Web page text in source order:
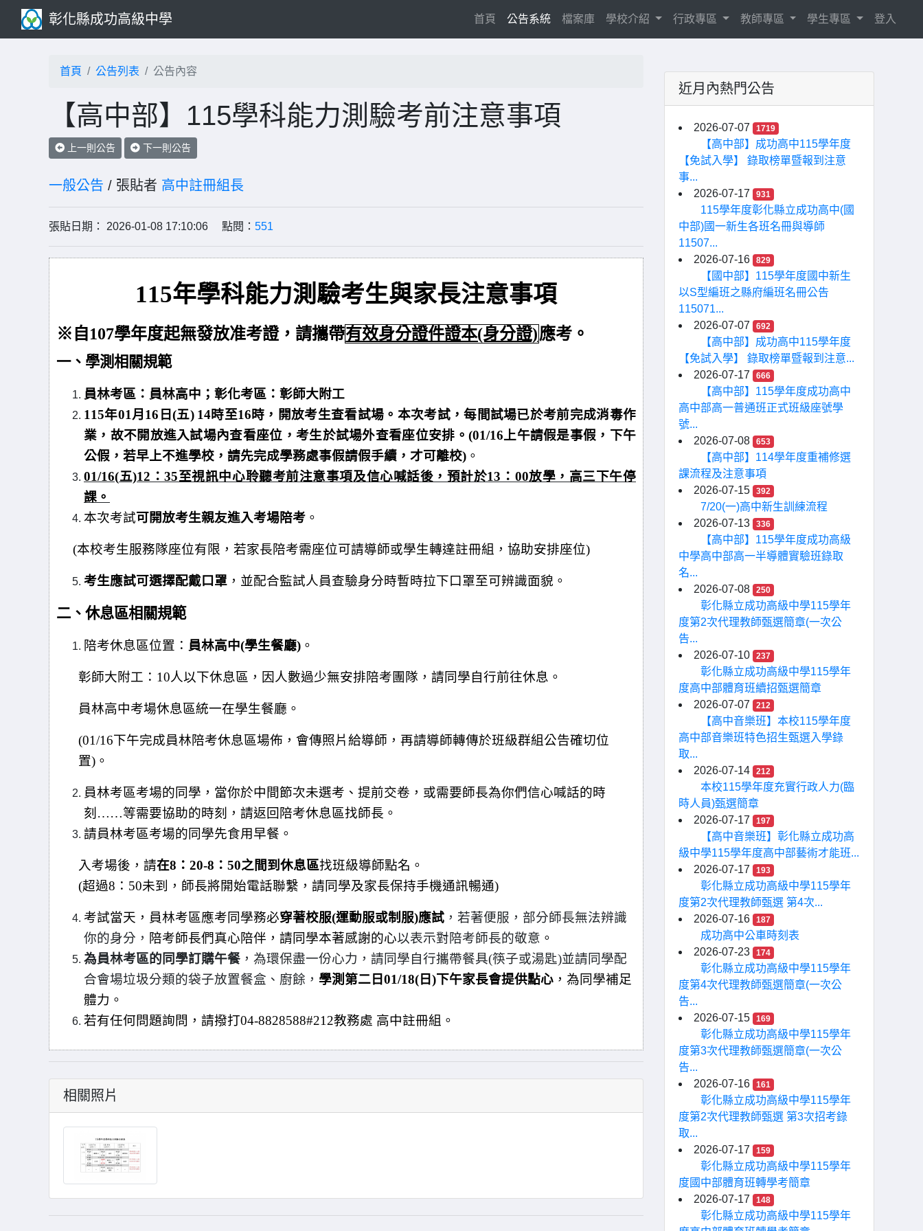
彰化縣成功高級中學 首頁 (current)
公告系統 檔案庫 學校介紹 行政專區 教師專區 學生專區 登入
首頁 公告列表 公告內容
【高中部】115學科能力測驗考前注意事項
上一則公告 下一則公告
一般公告 / 張貼者 高中註冊組長
張貼日期： 2026-01-08 17:10:06 點閱： 551
115年學科能力測驗考生與家長注意事項
※自107學年度起無發放准考證，請攜帶有效身分證件證本(身分證)應考。
一、學測相關規範
員林考區：員林高中；彰化考區：彰師大附工
115年01月16日(五) 14時至16時，開放考生查看試場。本次考試，每間試場已於考前完成消毒作
業，故不開放進入試場內查看座位，考生於試場外查看座位安排。(01/16上午請假是事假，下午
公假，若早上不進學校，請先完成學務處事假請假手續，才可離校) 。
01/16(五)12：35至視訊中心聆聽考前注意事項及信心喊話後，預計於13：00放學，高三下午停
課。
本次考試可開放考生親友進入考場陪考 。
(本校考生服務隊座位有限，若家長陪考需座位可請導師或學生轉達註冊組，協助安排座位)
考生應試可選擇配戴口罩 ，並配合監試人員查驗身分時暫時拉下口罩至可辨識面貌。
二、休息區相關規範
陪考休息區位置： 員林高中(學生餐廳) 。
彰師大附工：10人以下休息區，因人數過少無安排陪考團隊，請同學自行前往休息。
員林高中考場休息區統一在學生餐廳。
(01/16下午完成員林陪考休息區場佈，會傳照片給導師，再請導師轉傳於班級群組公告確切位
置)。
員林考區考場的同學，當你於中間節次未選考、提前交卷，或需要師長為你們信心喊話的時
刻……等需要協助的時刻，請返回陪考休息區找師長。
請員林考區考場的同學先食用早餐。
入考場後，請在8：20-8：50之間到休息區找班級導師點名。
(超過8：50未到，師長將開始電話聯繫，請同學及家長保持手機通訊暢通)
考試當天，員林考區應考同學務必穿著校服(運動服或制服)應試 ，若著便服，部分師長無法辨識
你的身分， 陪考師長們真心陪伴，請同學本著感謝的心以表示對陪考師長的敬意 。
為員林考區的同學訂購午餐 ，為環保盡一份心力，請同學自行攜帶餐具(筷子或湯匙)並請同學配
合會場垃圾分類的袋子放置餐盒、廚餘， 學測第二日01/18(日)下午家長會提供點心 ，為同學補足
體力。
若有任何問題詢問，請撥打04-8828588#212教務處 高中註冊組。
相關照片
近月內熱門公告
2026-07-07 1719
【高中部】成功高中115學年度
【免試入學】 錄取榜單暨報到注意
事...
2026-07-17
931
115學年度彰化縣立成功高中(國
中部)國一新生各班名冊與導師
11507...
2026-07-16
829
【國中部】115學年度國中新生
以S型編班之縣府編班名冊公告
115071...
2026-07-07
692
【高中部】成功高中115學年度
【免試入學】 錄取榜單暨報到注意...
2026-07-17
666
【高中部】115學年度成功高中
高中部高一普通班正式班級座號學
號...
2026-07-08
653
【高中部】114學年度重補修選
課流程及注意事項
2026-07-15
392
7/20(一)高中新生訓練流程
2026-07-13
336
【高中部】115學年度成功高級
中學高中部高一半導體實驗班錄取
名...
2026-07-08
250
彰化縣立成功高級中學115學年
度第2次代理教師甄選簡章(一次公
告...
2026-07-10
237
彰化縣立成功高級中學115學年
度高中部體育班續招甄選簡章
2026-07-07
212
【高中音樂班】本校115學年度
高中部音樂班特色招生甄選入學錄
取...
2026-07-14
212
本校115學年度充實行政人力(臨
時人員)甄選簡章
2026-07-17
197
【高中音樂班】彰化縣立成功高
級中學115學年度高中部藝術才能班...
2026-07-17
193
彰化縣立成功高級中學115學年
度第2次代理教師甄選 第4次...
2026-07-16
187
成功高中公車時刻表
2026-07-23
174
彰化縣立成功高級中學115學年
度第4次代理教師甄選簡章(一次公
告...
2026-07-15
169
彰化縣立成功高級中學115學年
度第3次代理教師甄選簡章(一次公
告...
2026-07-16
161
彰化縣立成功高級中學115學年
度第2次代理教師甄選 第3次招考錄
取...
2026-07-17
159
彰化縣立成功高級中學115學年
度國中部體育班轉學考簡章
2026-07-17
148
彰化縣立成功高級中學115學年